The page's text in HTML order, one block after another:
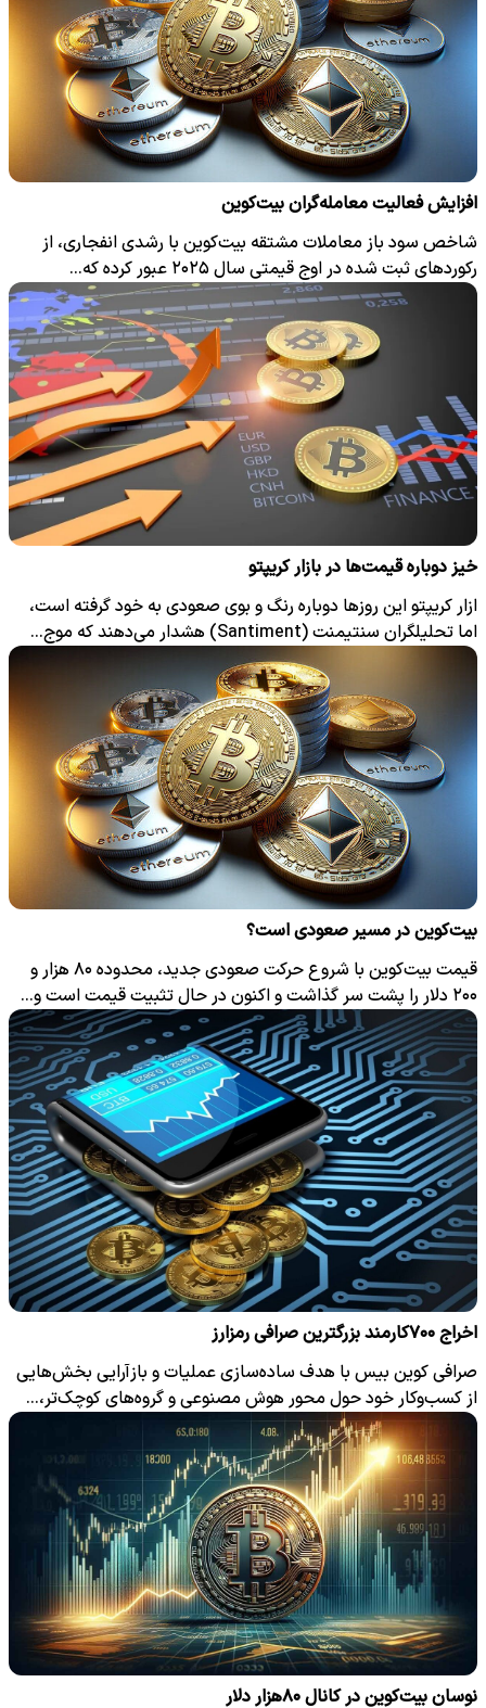
افزایش فعالیت معامله‌گران بیت‌کوین
شاخص سود باز معاملات مشتقه بیت‌کوین با رشدی انفجاری، از
رکوردهای ثبت‌ شده در اوج قیمتی سال ۲۰۲۵ عبور کرده که…
خیز دوباره قیمت‌ها در بازار کریپتو
ازار کریپتو این روزها دوباره رنگ و بوی صعودی به خود گرفته است،
اما تحلیلگران سنتیمنت (Santiment) هشدار می‌دهند که موج…
بیت‌کوین در مسیر صعودی است؟
قیمت بیت‌کوین با شروع حرکت صعودی جدید، محدوده ۸۰ هزار و
۲۰۰ دلار را پشت سر گذاشت و اکنون در حال تثبیت قیمت است و…
اخراج ۷۰۰کارمند بزرگترین صرافی رمزارز
صرافی کوین‌ بیس با هدف ساده‌سازی عملیات و بازآرایی بخش‌هایی
از کسب‌وکار خود حول محور هوش مصنوعی و گروه‌های کوچک‌تر،…
نوسان بیت‌کوین در کانال ۸۰هزار دلار